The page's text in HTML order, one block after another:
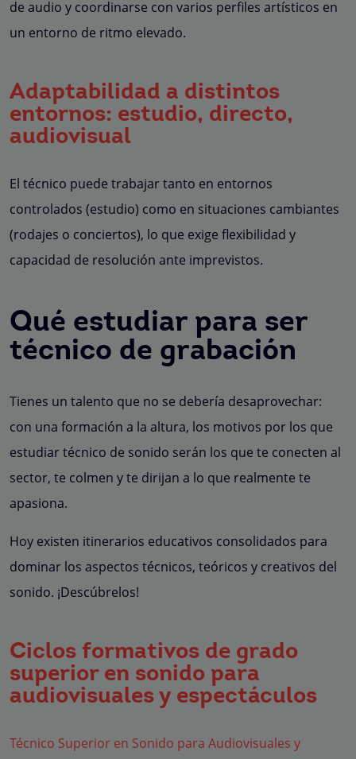
de audio y coordinarse con varios perfiles artísticos en
un entorno de ritmo elevado.
Adaptabilidad a distintos
entornos: estudio, directo,
audiovisual
El técnico puede trabajar tanto en entornos
controlados (estudio) como en situaciones cambiantes
(rodajes o conciertos), lo que exige flexibilidad y
capacidad de resolución ante imprevistos.
Qué estudiar para ser
técnico de grabación
Tienes un talento que no se debería desaprovechar:
con una formación a la altura, los motivos por los que
estudiar técnico de sonido serán los que te conecten al
sector, te colmen y te dirijan a lo que realmente te
apasiona.
Hoy existen itinerarios educativos consolidados para
dominar los aspectos técnicos, teóricos y creativos del
sonido. ¡Descúbrelos!
Ciclos formativos de grado
superior en sonido para
audiovisuales y espectáculos
Técnico Superior en Sonido para Audiovisuales y